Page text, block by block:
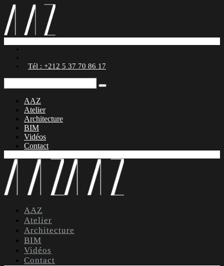
Tél : +212 5 37 70 86 17
AAZ
Atelier
Architecture
BIM
Vidéos
Contact
AAZ
Atelier
Architecture
BIM
Vidéos
Contact